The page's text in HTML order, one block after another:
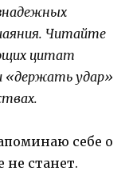
Читайте
цитат
«держать удар»
себе о
не станет.